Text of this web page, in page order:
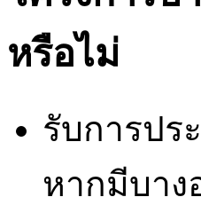
หรือไม่
รับการปร
หากมีบาง